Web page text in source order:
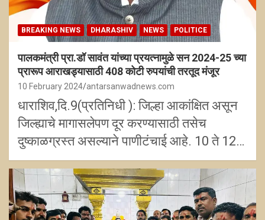
BREAKING NEWS DHARASHIV NEWS POLITICE
पालकमंत्री प्रा.डॉ सावंत यांच्या प्रयत्नामुळे सन 2024-25 च्या
प्रारूप आराखड्यासाठी 408 कोटी रुपयांची तरतूद मंजूर
10 February 2024 antarsanwadnews.com
धाराशिव,दि.9(प्रतिनिधी ): जिल्हा आकांक्षित असून
जिल्ह्याचे मागासलेपण दूर करण्यासाठी तसेच
दुष्काळग्रस्त असल्याने पाणीटंचाई आहे. 10 ते 12…